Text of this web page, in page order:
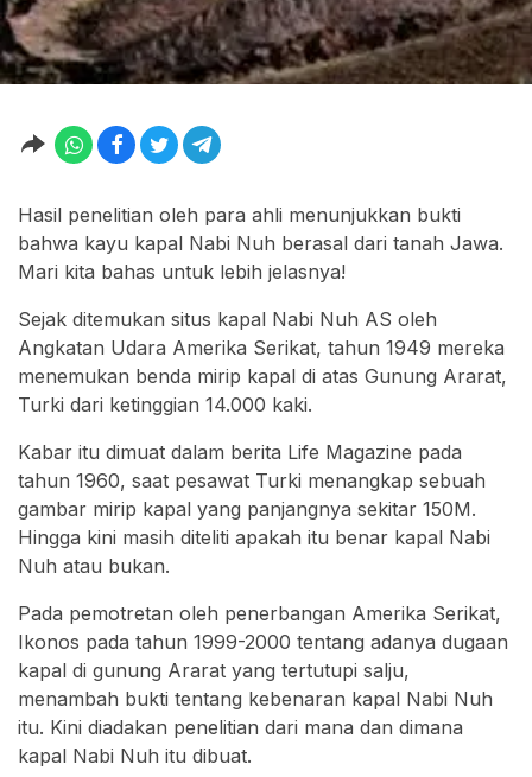
Hasil penelitian oleh para ahli menunjukkan bukti
bahwa kayu kapal Nabi Nuh berasal dari tanah Jawa.
Mari kita bahas untuk lebih jelasnya!
Sejak ditemukan situs kapal Nabi Nuh AS oleh
Angkatan Udara Amerika Serikat, tahun 1949 mereka
menemukan benda mirip kapal di atas Gunung Ararat,
Turki dari ketinggian 14.000 kaki.
Kabar itu dimuat dalam berita Life Magazine pada
tahun 1960, saat pesawat Turki menangkap sebuah
gambar mirip kapal yang panjangnya sekitar 150M.
Hingga kini masih diteliti apakah itu benar kapal Nabi
Nuh atau bukan.
Pada pemotretan oleh penerbangan Amerika Serikat,
Ikonos pada tahun 1999-2000 tentang adanya dugaan
kapal di gunung Ararat yang tertutupi salju,
menambah bukti tentang kebenaran kapal Nabi Nuh
itu. Kini diadakan penelitian dari mana dan dimana
kapal Nabi Nuh itu dibuat.